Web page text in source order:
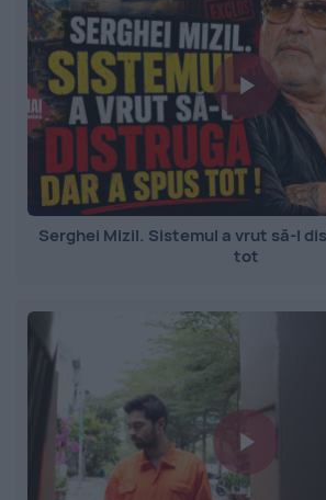
Serghei Mizil. Sistemul a vrut să-l
tot